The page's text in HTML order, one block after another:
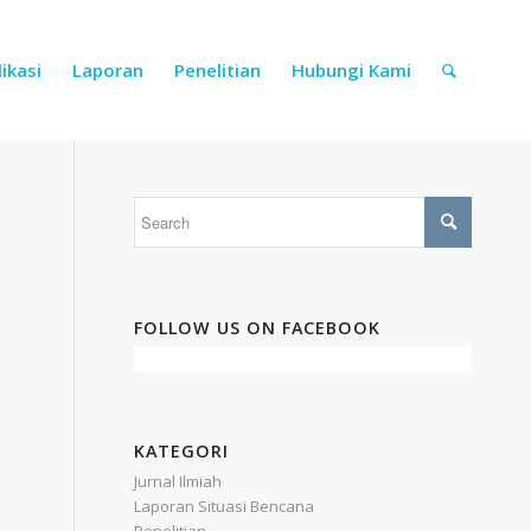
Laporan Penelitian Hubungi Kami
FOLLOW US ON FACEBOOK
KATEGORI
Jurnal Ilmiah
Laporan Situasi Bencana